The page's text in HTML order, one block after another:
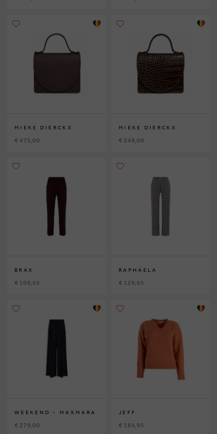
MIEKE DIERCKX
€ 475,00
MIEKE DIERCKX
€ 349,00
BRAX
€ 109,95
RAPHAELA
€ 129,95
WEEKEND - MAXMARA
€ 279,00
JEFF
€ 184,95